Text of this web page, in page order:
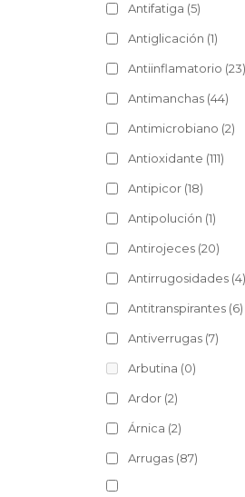
Antifatiga (5)
Antiglicación (1)
Antiinflamatorio (23)
Antimanchas (44)
Antimicrobiano (2)
Antioxidante (111)
Antipicor (18)
Antipolución (1)
Antirojeces (20)
Antirrugosidades (4)
Antitranspirantes (6)
Antiverrugas (7)
Arbutina (0)
Ardor (2)
Árnica (2)
Arrugas (87)